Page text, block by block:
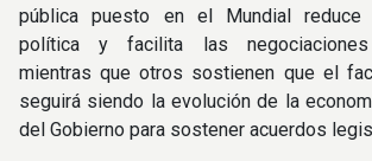
pública puesto en el Mundial reduce
política y facilita las negociaciones
mientras que otros sostienen que el
seguirá siendo la evolución de la
del Gobierno para sostener acuerdos